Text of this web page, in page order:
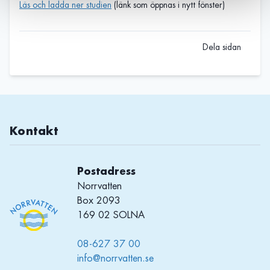
Läs och ladda ner studien (länk som öppnas i nytt fönster)
Dela sidan
Kontakt
Postadress
Norrvatten
Box 2093
169 02 SOLNA
08-627 37 00
info@norrvatten.se